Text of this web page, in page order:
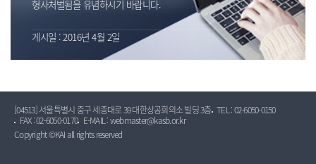
형사처벌됨을 유념하시기 바랍니다.
게시일 : 2016년 4월 2일
[04513] 서울특별시 중구 세종대로 39 대한상공회의소 빌딩 3층 TEL : 02-6050-0150
FAX : 02-6050-0170
E-MAIL : webmaster@kasb.or.kr
Copyright ©KAI all rights reserved